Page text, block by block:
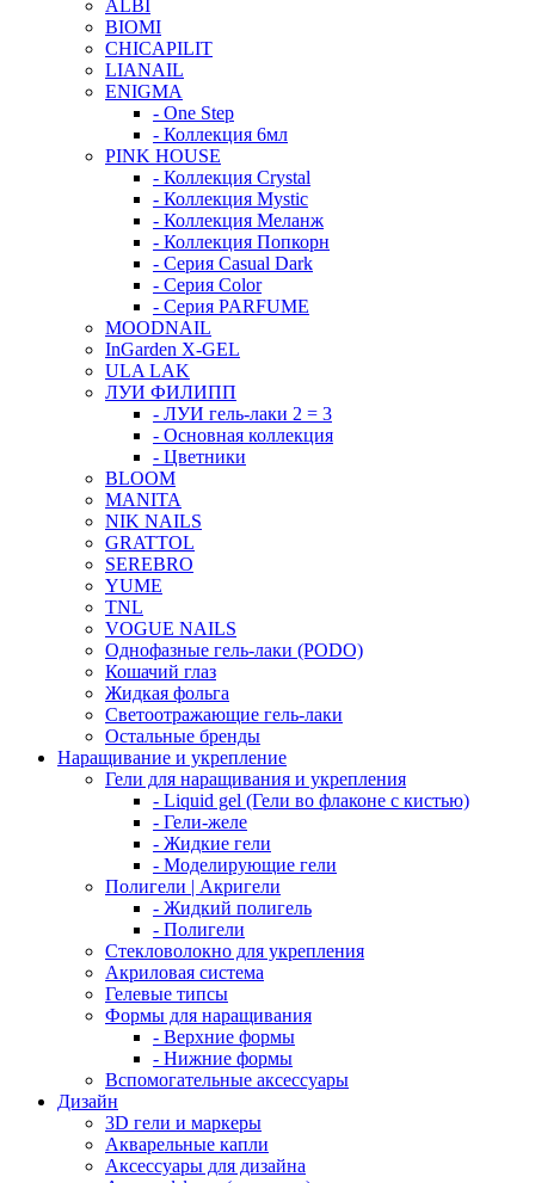
ALBI
BIOMI
CHICAPILIT
LIANAIL
ENIGMA
- One Step
- Коллекция 6мл
PINK HOUSE
- Коллекция Crystal
- Коллекция Mystic
- Коллекция Меланж
- Коллекция Попкорн
- Серия Casual Dark
- Серия Color
- Серия PARFUME
MOODNAIL
InGarden X-GEL
ULA LAK
ЛУИ ФИЛИПП
- ЛУИ гель-лаки 2 = 3
- Основная коллекция
- Цветники
BLOOM
MANITA
NIK NAILS
GRATTOL
SEREBRO
YUME
TNL
VOGUE NAILS
Однофазные гель-лаки (PODO)
Кошачий глаз
Жидкая фольга
Светоотражающие гель-лаки
Остальные бренды
Наращивание и укрепление
Гели для наращивания и укрепления
- Liquid gel (Гели во флаконе с кистью)
- Гели-желе
- Жидкие гели
- Моделирующие гели
Полигели | Акригели
- Жидкий полигель
- Полигели
Стекловолокно для укрепления
Акриловая система
Гелевые типсы
Формы для наращивания
- Верхние формы
- Нижние формы
Вспомогательные аксессуары
Дизайн
3D гели и маркеры
Акварельные капли
Аксессуары для дизайна